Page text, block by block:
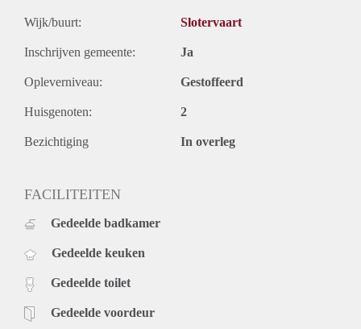
Wijk/buurt: Slotervaart
Inschrijven gemeente: Ja
Opleverniveau: Gestoffeerd
Huisgenoten: 2
Bezichtiging In overleg
FACILITEITEN
Gedeelde badkamer
Gedeelde keuken
Gedeelde toilet
Gedeelde voordeur